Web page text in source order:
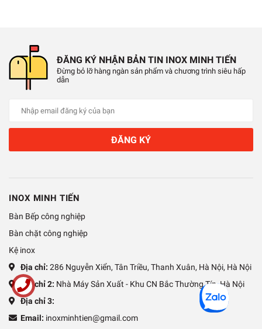
ĐĂNG KÝ NHẬN BẢN TIN INOX MINH TIẾN
Đừng bỏ lỡ hàng ngàn sản phẩm và chương trình siêu hấp
dẫn
ĐĂNG KÝ
INOX MINH TIẾN
Bàn Bếp công nghiệp
Bàn chặt công nghiệp
Kệ inox
Địa chỉ: 286 Nguyễn Xiển, Tân Triều, Thanh Xuân, Hà Nội, Hà Nội
Địa chỉ 2: Nhà Máy Sản Xuất - Khu CN Bắc Thường Tín, Hà Nội
Địa chỉ 3:
Email: inoxminhtien@gmail.com